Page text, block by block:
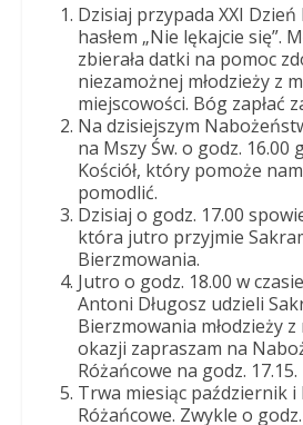
Parafia
Chrystusa
Dobrego
Pasterza
Dzisiaj przypada XXI
hasłem „Nie lękajcie się”.
zbierała datki na pomoc
niezamożnej młodzieży z
miejscowości. Bóg zapłać
Na dzisiejszym
na Mszy Św. o godz. 16.00
Kościół, który pomoże
pomodlić.
Dzisiaj o godz. 17.00
która jutro przyjmie
Bierzmowania.
Jutro o godz. 18.00 w
Antoni Długosz udzieli
Bierzmowania młodzieży
okazji zapraszam na
Różańcowe na godz. 17.15.
Trwa miesiąc październik
Różańcowe. Zwykle o